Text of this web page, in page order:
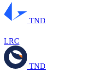
TND
LRC
TND